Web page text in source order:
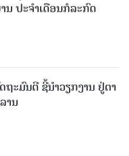
ນ ປະຈໍາເດືອນກໍລະກົດ
ຖະມົນຕີ ຊີ້ນຳວຽກງານ ຢູ່ຕາ
ານ